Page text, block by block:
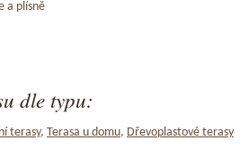
a plísně
dle typu:
terasy, Terasa u domu, Dřevoplastové terasy